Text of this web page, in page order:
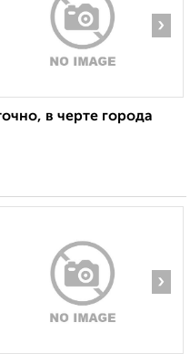
›
в черте города
›